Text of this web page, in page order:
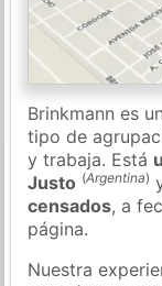
Brinkmann es
tipo de
y trabaja. Está
Justo (Argentina)
censados, a
página.
Nuestra